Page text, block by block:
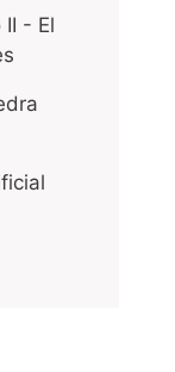
II - El